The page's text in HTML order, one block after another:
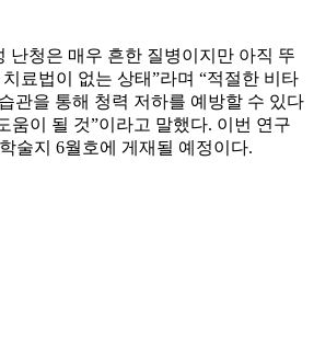
난청은 매우 흔한 질병이지만 아직 뚜
료법이 없는 상태”라며 “적절한 비타
관을 통해 청력 저하를 예방할 수 있다
움이 될 것”이라고 말했다. 이번 연구
술지 6월호에 게재될 예정이다.